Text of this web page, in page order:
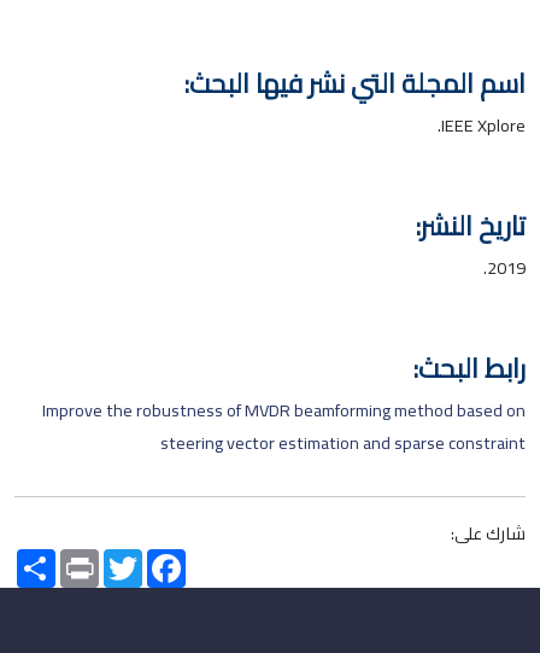
اسم المجلة التي نشر فيها البحث:
IEEE Xplore.
تاريخ النشر:
2019.
رابط البحث:
Improve the robustness of MVDR beamforming method based on
steering vector estimation and sparse constraint
شارك على:
Share PrintTwitterFacebook